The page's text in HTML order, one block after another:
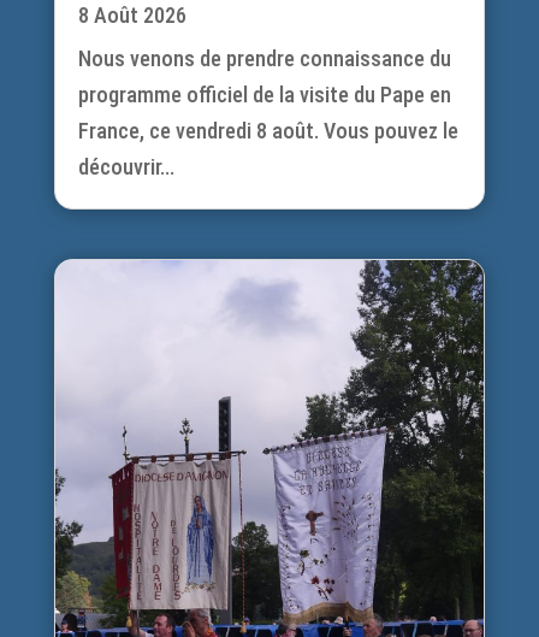
8 Août 2026
Nous venons de prendre connaissance du
programme officiel de la visite du Pape en
France, ce vendredi 8 août. Vous pouvez le
découvrir...